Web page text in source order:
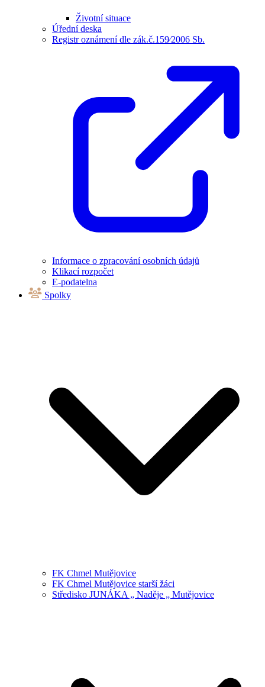
Životní situace
Úřední deska
Registr oznámení dle zák.č.159⁄2006 Sb.
Informace o zpracování osobních údajů
Klikací rozpočet
E-podatelna
Spolky
FK Chmel Mutějovice
FK Chmel Mutějovice starší žáci
Středisko JUNÁKA „ Naděje „ Mutějovice